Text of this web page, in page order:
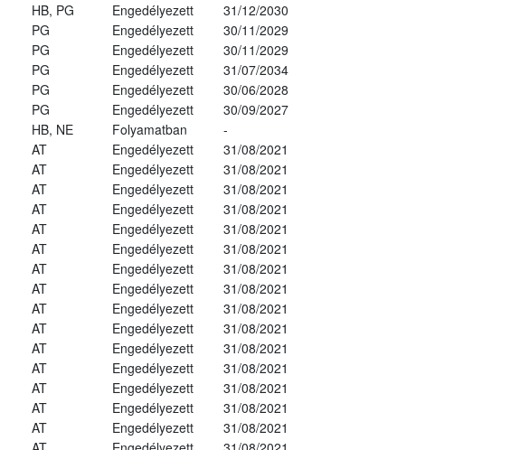
HB, PG Engedélyezett
31/12/2030
PG Engedélyezett
30/11/2029
PG Engedélyezett
30/11/2029
PG Engedélyezett
31/07/2034
PG Engedélyezett
30/06/2028
PG Engedélyezett
30/09/2027
HB, NE Folyamatban
-
AT Engedélyezett
31/08/2021
AT Engedélyezett
31/08/2021
AT Engedélyezett
31/08/2021
AT Engedélyezett
31/08/2021
AT Engedélyezett
31/08/2021
AT Engedélyezett
31/08/2021
AT Engedélyezett
31/08/2021
AT Engedélyezett
31/08/2021
AT Engedélyezett
31/08/2021
AT Engedélyezett
31/08/2021
AT Engedélyezett
31/08/2021
AT Engedélyezett
31/08/2021
AT Engedélyezett
31/08/2021
AT Engedélyezett
31/08/2021
AT Engedélyezett
31/08/2021